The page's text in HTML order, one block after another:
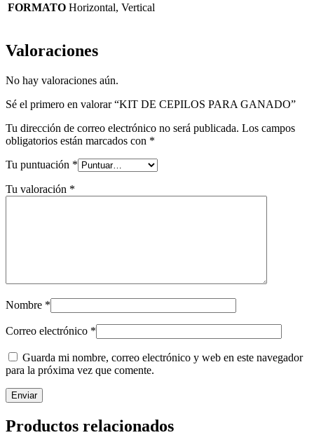
FORMATO Horizontal, Vertical
Valoraciones
No hay valoraciones aún.
Sé el primero en valorar “KIT DE CEPILOS PARA GANADO”
Tu dirección de correo electrónico no será publicada. Los campos
obligatorios están marcados con *
Tu puntuación *
Tu valoración *
Nombre *
Correo electrónico *
Guarda mi nombre, correo electrónico y web en este navegador
para la próxima vez que comente.
Productos relacionados